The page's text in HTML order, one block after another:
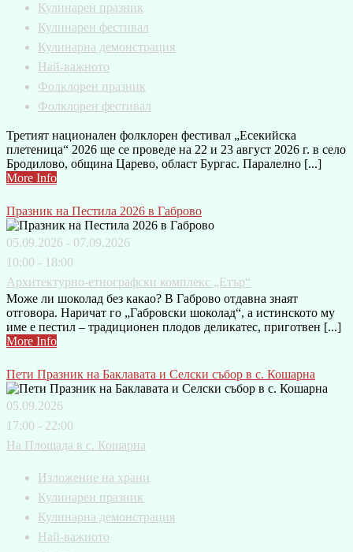
Кулинарен празник
Кулинарен фестивал
Кулинарна демонстрация
Най-важното
Фолклорен празник
Фолклорен фестивал
Третият национален фолклорен фестивал „Есекийска
плетеница“ 2026 ще се проведе на 22 и 23 август 2026 г. в село
Бродилово, община Царево, област Бургас. Паралелно [...]
More Info
Празник на Пестила 2026 в Габрово
05.09.2026 - 07.09.2026
10:00 - 18:00
Архитектурно-етнографски комплекс „Етър“
Може ли шоколад без какао? В Габрово отдавна знаят
отговора. Наричат го „Габровски шоколад“, а истинското му
име е пестил – традиционен плодов деликатес, приготвен [...]
More Info
Пети Празник на Баклавата и Селски събор в с. Кошарна
05.09.2026
17:00 - 22:00
На Площада в с. Кошарна
Изложение на храни
Кулинарен празник
Кулинарна демонстрация
Най-важното